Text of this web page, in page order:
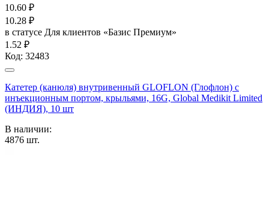
10.60 ₽
10.28 ₽
в статусе Для клиентов «Базис Премиум»
1.52 ₽
Код: 32483
Катетер (канюля) внутривенный GLOFLON (Глофлон) с
инъекционным портом, крыльями, 16G, Global Medikit Limited
(ИНДИЯ), 10 шт
В наличии:
4876 шт.